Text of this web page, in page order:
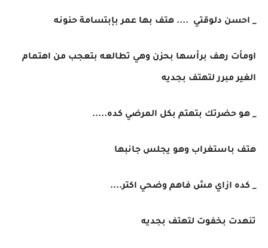
_ احسن دلوقتي .... هتف بها عمر بإبتسامة حنونه
اومأت رهف برأسها بحزن وهي تطالعه بتعجب من اهتمام
الغير مبرر لتهتف بجديه
_ هو حضرتك بتهتم بكل المرضي كده.....
هتف باستغراب وهو يجلس جانبها
_ كده ازاي مش فاهم وضحي اكتر....
تنهدت بخفوت لتهتف بجديه